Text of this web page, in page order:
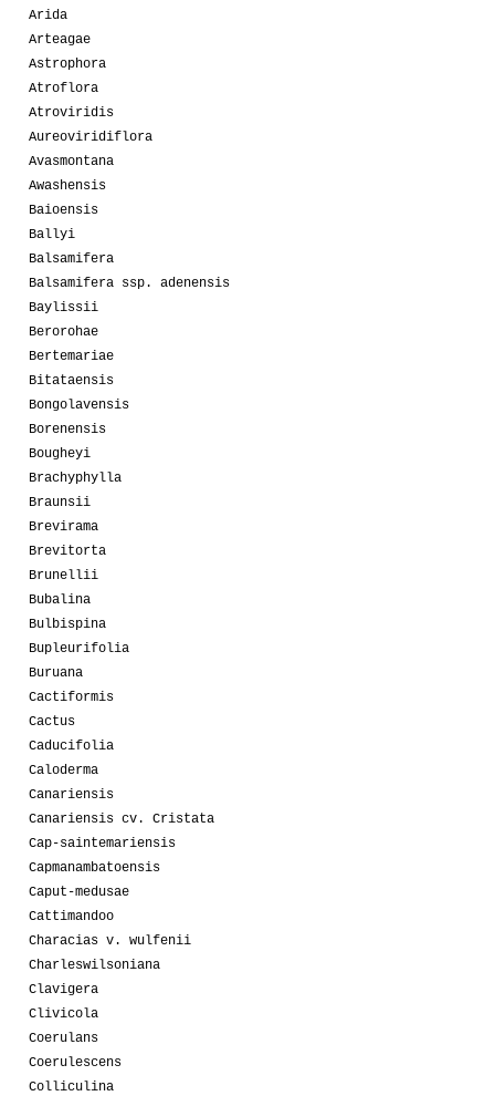
Arida
Arteagae
Astrophora
Atroflora
Atroviridis
Aureoviridiflora
Avasmontana
Awashensis
Baioensis
Ballyi
Balsamifera
Balsamifera ssp. adenensis
Baylissii
Berorohae
Bertemariae
Bitataensis
Bongolavensis
Borenensis
Bougheyi
Brachyphylla
Braunsii
Brevirama
Brevitorta
Brunellii
Bubalina
Bulbispina
Bupleurifolia
Buruana
Cactiformis
Cactus
Caducifolia
Caloderma
Canariensis
Canariensis cv. Cristata
Cap-saintemariensis
Capmanambatoensis
Caput-medusae
Cattimandoo
Characias v. wulfenii
Charleswilsoniana
Clavigera
Clivicola
Coerulans
Coerulescens
Colliculina